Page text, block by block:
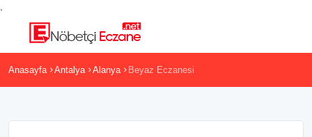
Anasayfa Antalya Alanya Beyaz Eczanesi